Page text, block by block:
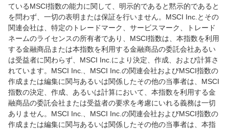
ているMSCI指数の能力に関して、明示的であると黙示的であると
を問わず、一切の表明または保証を行いません。MSCI Inc.とその
関連会社は、特定のトレードマーク、サービスマーク、トレード
ネームのライセンスの所有者であり、MSCI指数は、本指数を利用
する金融商品または本指数を利用する金融商品の委託会社あるい
は受益者に関わらず、MSCI Inc.により決定、作成、および計算さ
れています。MSCI Inc.、MSCI Inc.の関連会社およびMSCI指数の
作成または編集に関与あるいは関係したその他の当事者は、MSCI
指数の決定、作成、あるいは計算において、本指数を利用する金
融商品の委託会社または受益者の要求を考慮にいれる義務は一切
ありません。MSCI Inc.、MSCI Inc.の関連会社およびMSCI指数の
作成または編集に関与あるいは関係したその他の当事者は、本指